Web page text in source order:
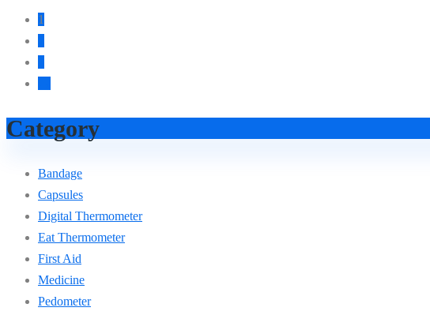
1
Category
Bandage
Capsules
Digital Thermometer
Eat Thermometer
First Aid
Medicine
Pedometer